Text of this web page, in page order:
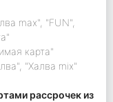
max", "FUN",
карта"
"Халва mix"
рассрочек из